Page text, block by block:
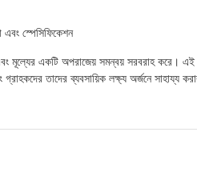
এবং স্পেসিফিকেশন
মূল্যের একটি অপরাজেয় সমন্বয় সরবরাহ করে।
তাদের ব্যবসায়িক লক্ষ্য অর্জনে সাহায্য